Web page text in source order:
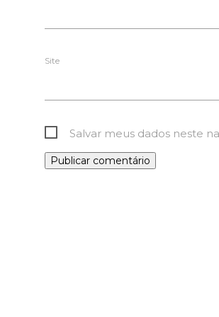
Site
Salvar meus dados neste